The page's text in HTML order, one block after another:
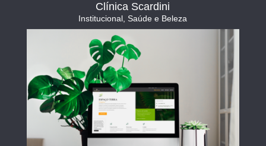
Clínica Scardini
Institucional Saúde e Beleza